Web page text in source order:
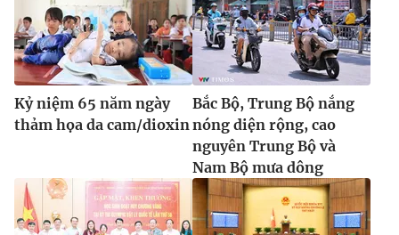
Kỷ niệm 65 năm ngày
thảm họa da cam/dioxin
Bắc Bộ, Trung Bộ nắng
nóng diện rộng, cao
nguyên Trung Bộ và
Nam Bộ mưa dông